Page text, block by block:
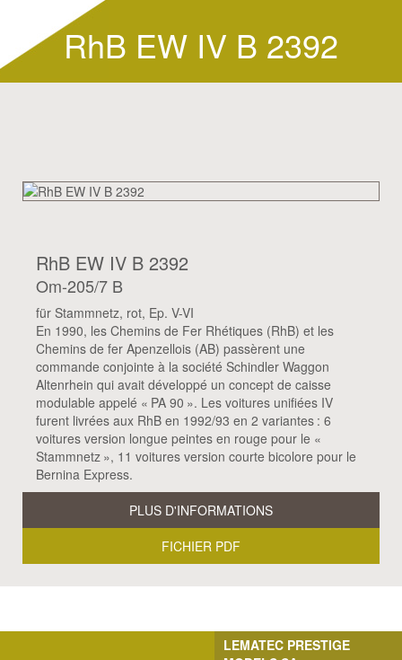
RhB EW IV B 2392
RhB EW IV B 2392
Om-205/7 B
für Stammnetz, rot, Ep. V-VI
En 1990, les Chemins de Fer Rhétiques (RhB) et les
Chemins de fer Apenzellois (AB) passèrent une
commande conjointe à la société Schindler Waggon
Altenrhein qui avait développé un concept de caisse
modulable appelé « PA 90 ». Les voitures unifiées IV
furent livrées aux RhB en 1992/93 en 2 variantes : 6
voitures version longue peintes en rouge pour le «
Stammnetz », 11 voitures version courte bicolore pour le
Bernina Express.
PLUS D'INFORMATIONS
FICHIER PDF
LEMATEC PRESTIGE